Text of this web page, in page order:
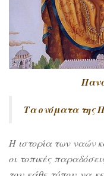
Τα ονόματα της
Η ιστορία των ναών
οι τοπικές